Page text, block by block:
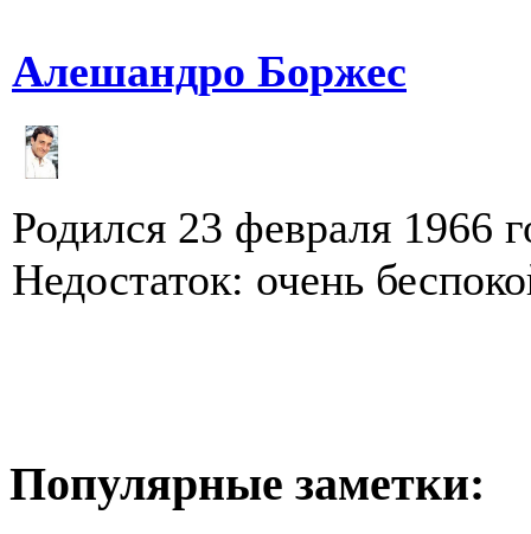
Алешандро Боржес
Родился 23 февраля 1966
Недостаток: очень
Популярные заметки: